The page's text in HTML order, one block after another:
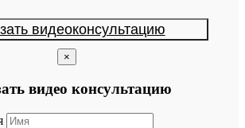
видеоконсультацию
×
видео консультацию